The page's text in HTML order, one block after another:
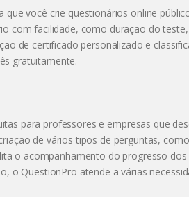
você crie questionários online
com facilidade, como duração do
de certificado personalizado e
gratuitamente.
para professores e empresas que
de vários tipos de perguntas,
o acompanhamento do progresso
o QuestionPro atende a várias